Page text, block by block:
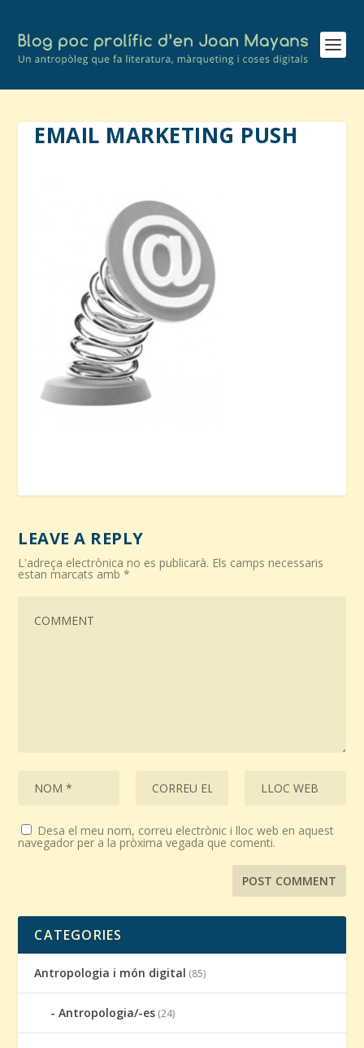
EMAIL MARKETING PUSH
LEAVE A REPLY
L'adreça electrònica no es publicarà. Els camps necessaris
estan marcats amb*
Desa el meu nom, correu electrònic i lloc web en aquest
navegador per a la pròxima vegada que comenti.
CATEGORIES
Antropologia i món digital (85)
Antropologia/-es (24)